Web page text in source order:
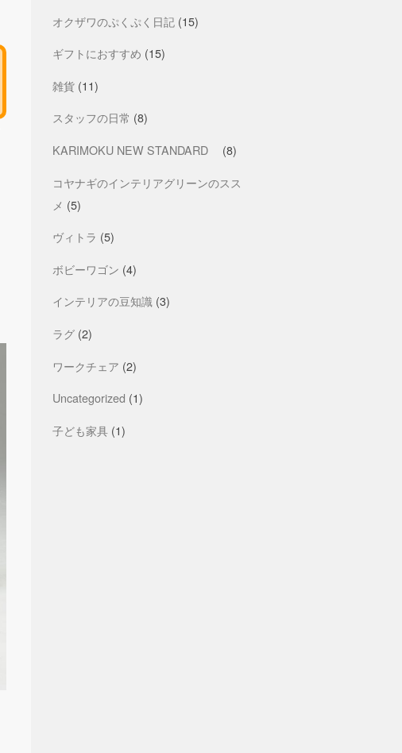
オクザワのぷくぷく日記 (15)
ギフトにおすすめ (15)
雑貨 (11)
スタッフの日常 (8)
KARIMOKU NEW STANDARD
(8)
コヤナギのインテリアグリーンのスス
メ (5)
ヴィトラ (5)
ボビーワゴン (4)
インテリアの豆知識 (3)
ラグ (2)
ワークチェア (2)
Uncategorized (1)
子ども家具 (1)